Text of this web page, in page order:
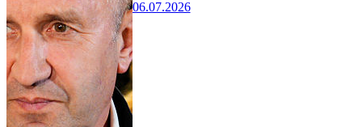
06.07.2026